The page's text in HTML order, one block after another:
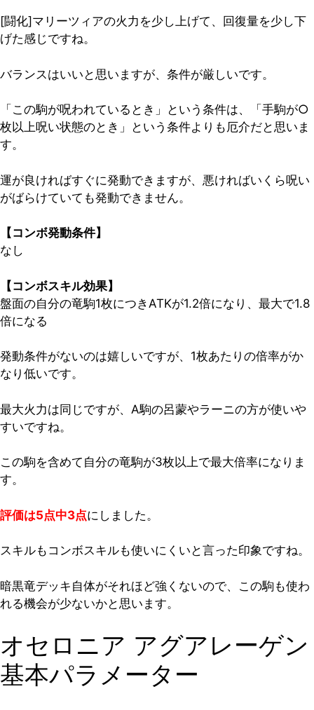
[闘化]マリーツィアの火力を少し上げて、回復量を少し下
げた感じですね。
バランスはいいと思いますが、条件が厳しいです。
「この駒が呪われているとき」という条件は、「手駒が○
枚以上呪い状態のとき」という条件よりも厄介だと思いま
す。
運が良ければすぐに発動できますが、悪ければいくら呪い
がばらけていても発動できません。
【コンボ発動条件】
なし
【コンボスキル効果】
盤面の自分の竜駒1枚につきATKが1.2倍になり、最大で1.8
倍になる
発動条件がないのは嬉しいですが、1枚あたりの倍率がか
なり低いです。
最大火力は同じですが、A駒の呂蒙やラーニの方が使いや
すいですね。
この駒を含めて自分の竜駒が3枚以上で最大倍率になりま
す。
評価は5点中3点にしました。
スキルもコンボスキルも使いにくいと言った印象ですね。
暗黒竜デッキ自体がそれほど強くないので、この駒も使わ
れる機会が少ないかと思います。
オセロニア アグアレーゲン
基本パラメーター